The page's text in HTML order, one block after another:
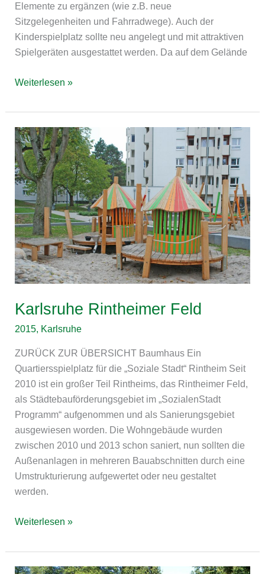
Elemente zu ergänzen (wie z.B. neue
Sitzgelegenheiten und Fahrradwege). Auch der
Kinderspielplatz sollte neu angelegt und mit attraktiven
Spielgeräten ausgestattet werden. Da auf dem Gelände
Weiterlesen »
Karlsruhe Rintheimer Feld
2015, Karlsruhe
ZURÜCK ZUR ÜBERSICHT Baumhaus Ein
Quartiersspielplatz für die „Soziale Stadt“ Rintheim Seit
2010 ist ein großer Teil Rintheims, das Rintheimer Feld,
als Städtebauförderungsgebiet im „SozialenStadt
Programm“ aufgenommen und als Sanierungsgebiet
ausgewiesen worden. Die Wohngebäude wurden
zwischen 2010 und 2013 schon saniert, nun sollten die
Außenanlagen in mehreren Bauabschnitten durch eine
Umstrukturierung aufgewertet oder neu gestaltet
werden.
Karlsruhe
Rintheimer
Feld
Weiterlesen »